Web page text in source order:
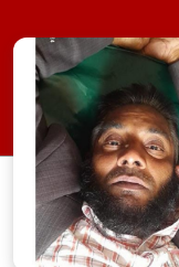
ধানীসাফা
এ সংঘর্ষের
চারজনের
কমপ্লেক্স
কলেজ